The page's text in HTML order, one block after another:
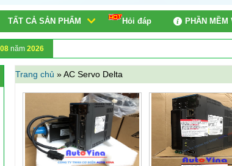
TẤT CẢ SẢN PHẨM Hỏi đáp PHẦN
08năm 2026
Trang chủ »AC Servo Delta